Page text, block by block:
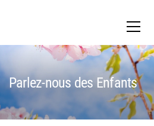
Menu
Parlez-nous des Enfants